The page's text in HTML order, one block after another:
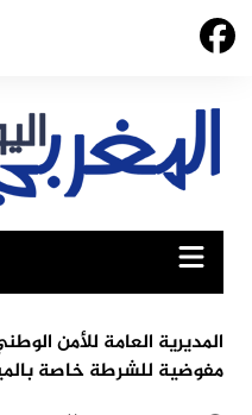
Skip
المديرية العامة للأمن
مفوضية للشرطة خاصة